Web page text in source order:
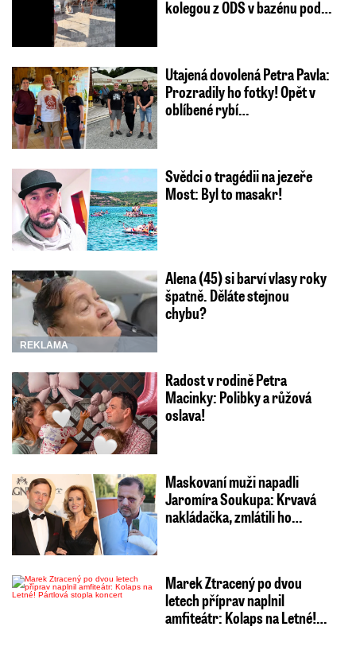
kolegou z ODS v bazénu pod…
Utajená dovolená Petra Pavla:
Prozradily ho fotky! Opět v
oblíbené rybí…
Svědci o tragédii na jezeře
Most: Byl to masakr!
REKLAMA
Alena (45) si barví vlasy roky
špatně. Děláte stejnou
chybu?
Radost v rodině Petra
Macinky: Polibky a růžová
oslava!
Maskovaní muži napadli
Jaromíra Soukupa: Krvavá
nakládačka, zmlátili ho…
Marek Ztracený po dvou
letech příprav naplnil
amfiteátr: Kolaps na Letné!…